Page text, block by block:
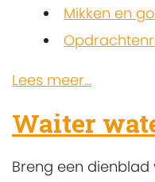
Mikken en
Lees meer...
Waiter
Breng een